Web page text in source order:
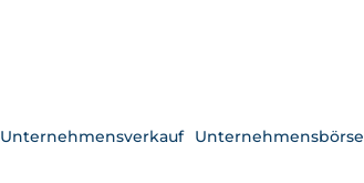
Unternehmensverkauf Unternehmensbörse